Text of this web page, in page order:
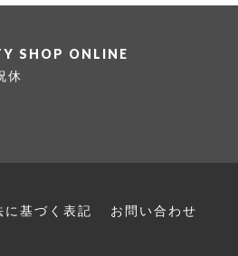
SHOP ONLINE
休
基づく表記 お問い合わせ